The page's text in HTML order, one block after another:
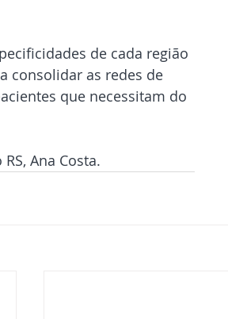
de cada região
consolidar as redes de
que necessitam do
Ana Costa.